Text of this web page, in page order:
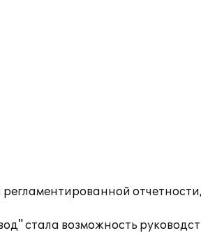
стала возможность